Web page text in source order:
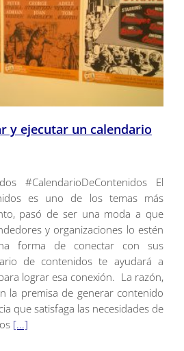
y ejecutar un calendario
#CalendarioDeContenidos El
es uno de los temas más
pasó de ser una moda a que
y organizaciones lo estén
forma de conectar con sus
de contenidos te ayudará a
lograr esa conexión. La razón,
la premisa de generar contenido
que satisfaga las necesidades de
[...]